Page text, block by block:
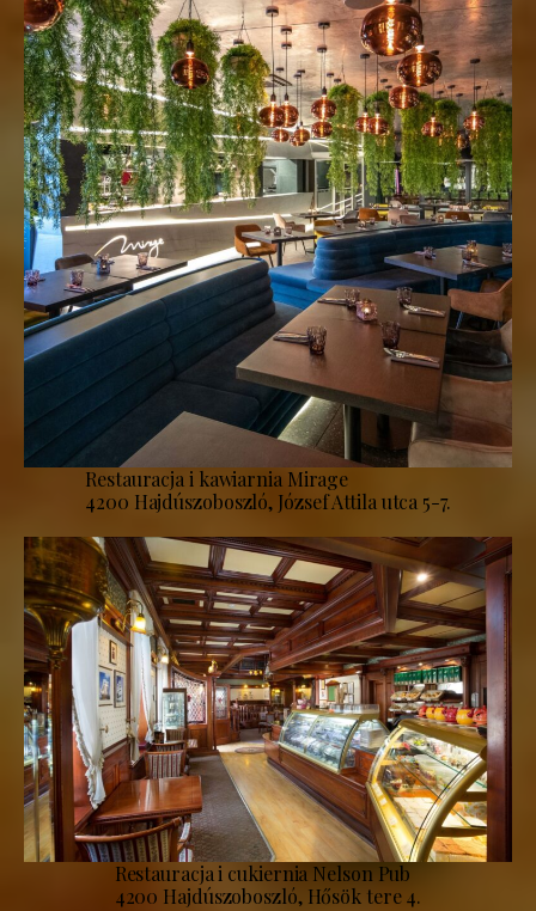
Restauracja i kawiarnia Mirage
4200 Hajdúszoboszló, József Attila utca 5-7.
Restauracja i cukiernia Nelson Pub
4200 Hajdúszoboszló, Hősök tere 4.